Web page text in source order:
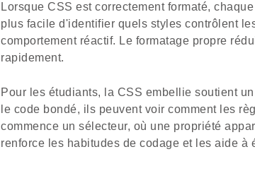
Lorsque CSS est correctement formaté,
plus facile d'identifier quels styles contrôlent
comportement réactif. Le formatage propre
rapidement.
Pour les étudiants, la CSS embellie soutient
le code bondé, ils peuvent voir comment les
commence un sélecteur, où une propriété
renforce les habitudes de codage et les aide